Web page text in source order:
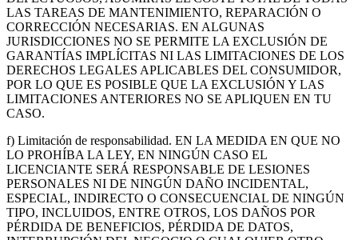
LAS TAREAS DE MANTENIMIENTO, REPARACIÓN O
CORRECCIÓN NECESARIAS. EN ALGUNAS
JURISDICCIONES NO SE PERMITE LA EXCLUSIÓN DE
GARANTÍAS IMPLÍCITAS NI LAS LIMITACIONES DE LOS
DERECHOS LEGALES APLICABLES DEL CONSUMIDOR,
POR LO QUE ES POSIBLE QUE LA EXCLUSIÓN Y LAS
LIMITACIONES ANTERIORES NO SE APLIQUEN EN TU
CASO.
f) Limitación de responsabilidad. EN LA MEDIDA EN QUE NO
LO PROHÍBA LA LEY, EN NINGÚN CASO EL
LICENCIANTE SERÁ RESPONSABLE DE LESIONES
PERSONALES NI DE NINGÚN DAÑO INCIDENTAL,
ESPECIAL, INDIRECTO O CONSECUENCIAL DE NINGÚN
TIPO, INCLUIDOS, ENTRE OTROS, LOS DAÑOS POR
PÉRDIDA DE BENEFICIOS, PÉRDIDA DE DATOS,